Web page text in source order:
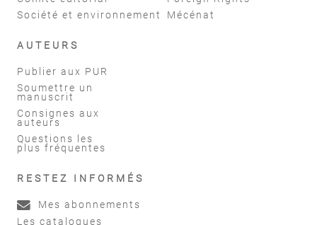
Société et environnement
Mécénat
AUTEURS
Publier aux PUR
Soumettre un
manuscrit
Consignes aux
auteurs
Questions les
plus fréquentes
RESTEZ INFORMÉS
Mes abonnements
Les catalogues